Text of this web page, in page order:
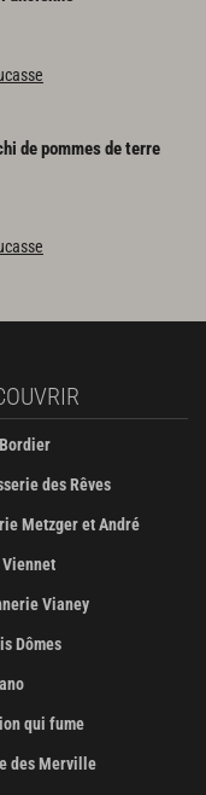
depommesdeterre
des Rêves
Metzger et André
Vianey
Dômes
qui fume
des Merville